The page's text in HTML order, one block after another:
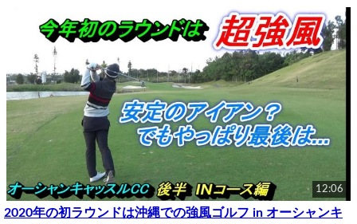
12:06
2020年の初ラウンドは沖縄での強風ゴルフ in オーシャンキ